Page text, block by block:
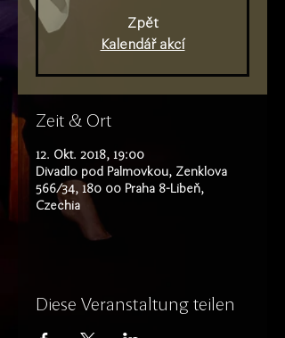
Zpět
Kalendář akcí
Zeit & Ort
12. Okt. 2018, 19:00
Divadlo pod Palmovkou, Zenklova
566/34, 180 00 Praha 8-Libeň,
Czechia
Diese Veranstaltung teilen